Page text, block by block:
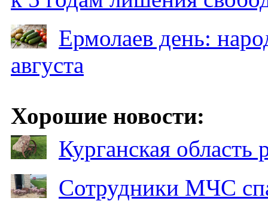
Ермолаев день:
августа
Хорошие новости:
Курганская
Сотрудники МЧС